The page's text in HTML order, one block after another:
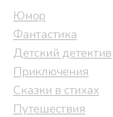
Юмор
Фантастика
Детский детектив
Приключения
Сказки в стихах
Путешествия